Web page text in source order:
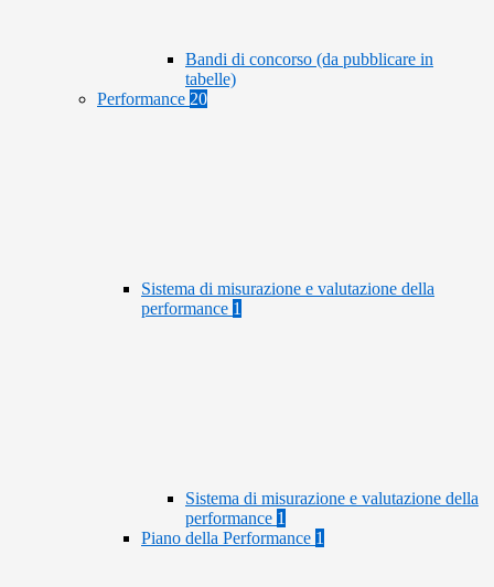
Bandi di concorso (da pubblicare in
tabelle)
Performance 20
Sistema di misurazione e valutazione della
performance 1
Sistema di misurazione e valutazione della
performance 1
Piano della Performance 1